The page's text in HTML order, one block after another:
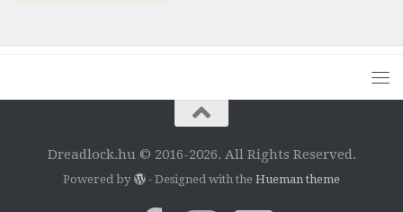
Dreadlock.hu © 2016-2026. All Rights Reserved.
Powered by - Designed with the Hueman theme